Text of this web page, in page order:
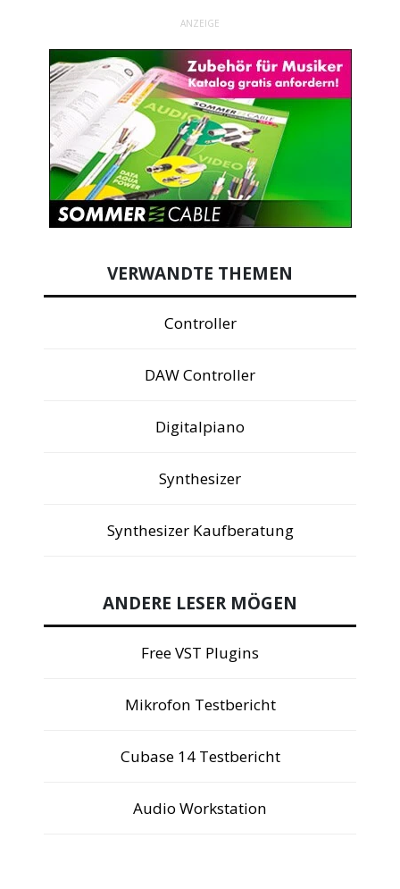
ANZEIGE
VERWANDTE THEMEN
Controller
DAW Controller
Digitalpiano
Synthesizer
Synthesizer Kaufberatung
ANDERE LESER MÖGEN
Free VST Plugins
Mikrofon Testbericht
Cubase 14 Testbericht
Audio Workstation